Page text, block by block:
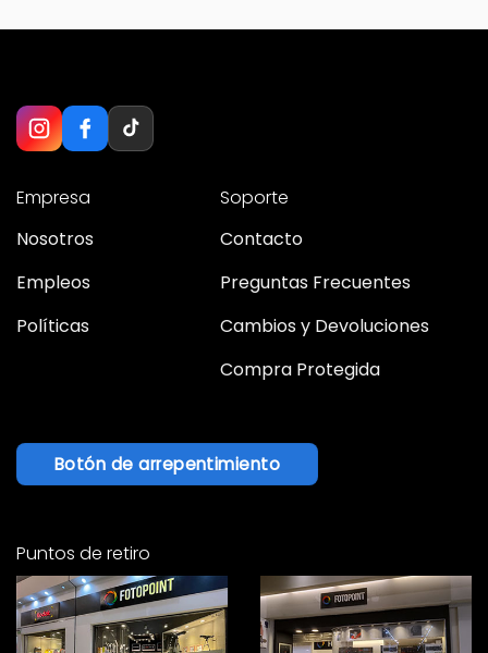
Empresa
Nosotros
Empleos
Políticas
Soporte
Contacto
Preguntas Frecuentes
Cambios y Devoluciones
Compra Protegida
Botón de arrepentimiento
Puntos de retiro